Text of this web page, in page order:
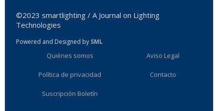
©2023 smartlighting / A Journal on Lighting
Technologies
Powered and Designed by SML
Quiénes somos Aviso Legal
Política de privacidad Contacto
Suscripción Boletín